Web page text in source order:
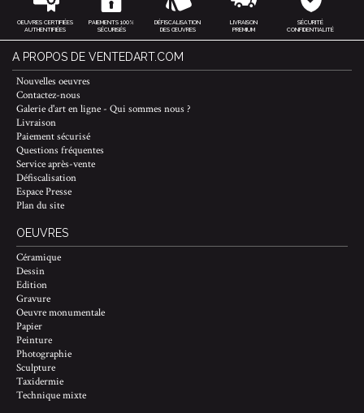
OEUVRES CERTIFIÉES
AUTHENTIFIÉES
PAIEMENTS 100%
SÉCURISÉS
DÉFISCALISATION
DES ŒUVRES
LIVRAISON
PREMIUM
SÉCURITÉ
CONFIDENTIALITÉ
A PROPOS DE VENTEDART.COM
Nouvelles oeuvres
Contactez-nous
Galerie d'art en ligne - Qui sommes nous ?
Livraison
Paiement sécurisé
Questions fréquentes
Service après-vente
Défiscalisation
Espace Presse
Plan du site
OEUVRES
Céramique
Dessin
Edition
Gravure
Oeuvre monumentale
Papier
Peinture
Photographie
Sculpture
Taxidermie
Technique mixte